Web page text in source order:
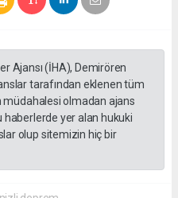
Ajansı (İHA), Demirören
tarafından eklenen tüm
olmadan ajans
haberlerde yer alan hukuki
olup sitemizin hiç bir